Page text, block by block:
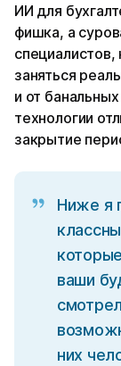
ИИ для
фишка, а
специалистов,
заняться
и от
технологии
закрытие
Ниже я
ваши
них